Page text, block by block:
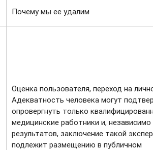
Почему мы ее удалим
Оценка пользователя, переход на
Адекватность человека могут
опровергнуть только
медицинские работники и, независимо
результатов, заключение такой
подлежит размещению в публичном